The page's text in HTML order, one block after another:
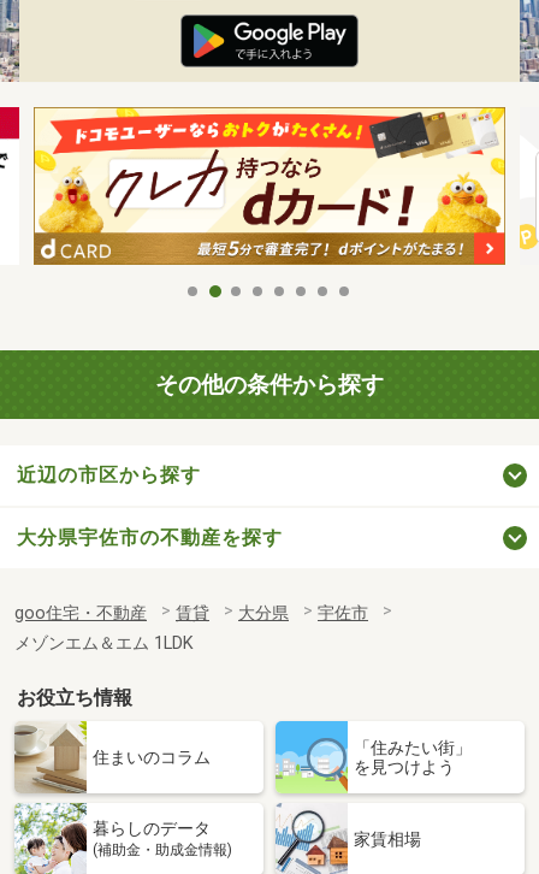
その他の条件から探す
近辺の市区から探す
大分県宇佐市の不動産を探す
goo住宅・不動産 賃貸 大分県
宇佐市
メゾンエム＆エム 1LDK
お役立ち情報
住まいのコラム
「住みたい街」
を見つけよう
暮らしのデータ
(補助金・助成金情報)
家賃相場